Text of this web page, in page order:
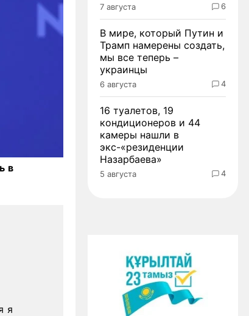
в
я
7 августа 6
В мире, который Путин и
Трамп намерены создать,
мы все теперь –
украинцы
6 августа 4
16 туалетов, 19
кондиционеров и 44
камеры нашли в
экс-«резиденции
Назарбаева»
5 августа 4